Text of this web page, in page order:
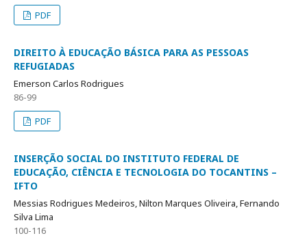
PDF
DIREITO À EDUCAÇÃO BÁSICA PARA AS PESSOAS
REFUGIADAS
Emerson Carlos Rodrigues
86-99
PDF
INSERÇÃO SOCIAL DO INSTITUTO FEDERAL DE
EDUCAÇÃO, CIÊNCIA E TECNOLOGIA DO TOCANTINS –
IFTO
Messias Rodrigues Medeiros, Nilton Marques Oliveira, Fernando
Silva Lima
100-116